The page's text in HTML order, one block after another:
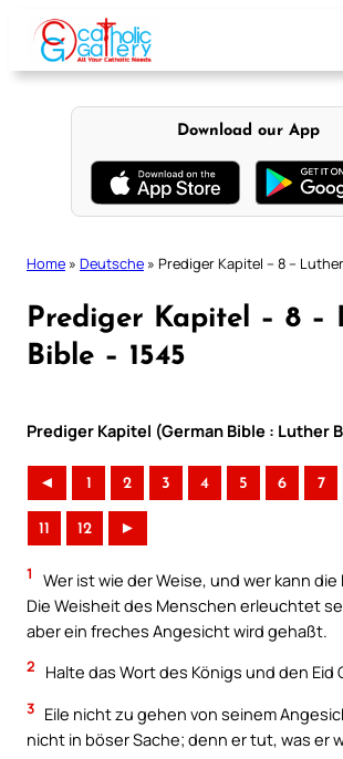
content
Download our App
Home » Deutsche » Prediger Kapitel – 8 –
Prediger Kapitel – 8 –
Bible – 1545
Prediger Kapitel (German Bible : Luther
◄ 1 2 3 4 5 6 7
11 12 ►
1
Wer ist wie der Weise, und wer kann
Die Weisheit des Menschen erleuchtet
aber ein freches Angesicht wird gehaßt.
2 Halte das Wort des Königs und den Eid
3 Eile nicht zu gehen von seinem
nicht in böser Sache; denn er tut, was er